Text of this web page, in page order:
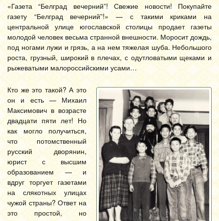
«Газета “Белград вечерний”! Свежие новости! Покупайте
газету “Белград вечерний”!» — с такими криками на
центральной улице югославской столицы продает газеты
молодой человек весьма странной внешности. Моросит дождь,
под ногами лужи и грязь, а на нем тяжелая шуба. Небольшого
роста, грузный, широкий в плечах, с одутловатыми щеками и
рыжеватыми малороссийскими усами…
Кто же это такой? А это
он и есть — Михаил
Максимович в возрасте
двадцати пяти лет! Но
как могло получиться,
что потомственный
русский дворянин,
юрист с высшим
образованием — и
вдруг торгует газетами
на слякотных улицах
чужой страны? Ответ на
это простой, но